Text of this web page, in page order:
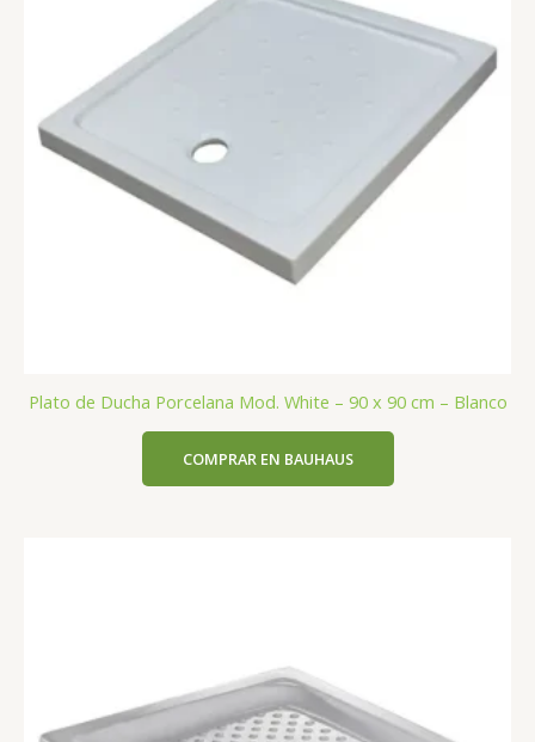
Plato de Ducha Porcelana Mod. White – 90 x 90 cm – Blanco
COMPRAR EN BAUHAUS